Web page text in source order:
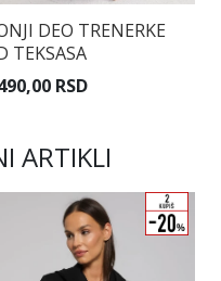
DEO TRENERKE
TEKSASA
RSD
ARTIKLI